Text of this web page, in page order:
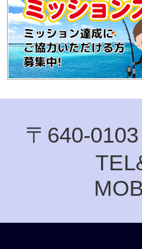
〒640-